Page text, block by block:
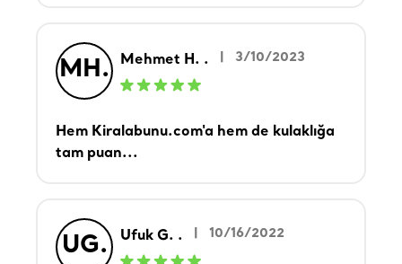
MH. Mehmet H. . 3/10/2023
Hem Kiralabunu.com'a hem de kulaklığa
tam puan...
UG. Ufuk G. . 10/16/2022